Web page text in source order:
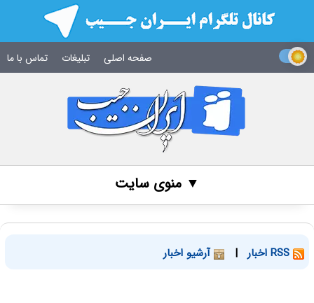
صفحه اصلی تبلیغات تماس با ما
▼ منوی سایت
| آرشیو اخبار